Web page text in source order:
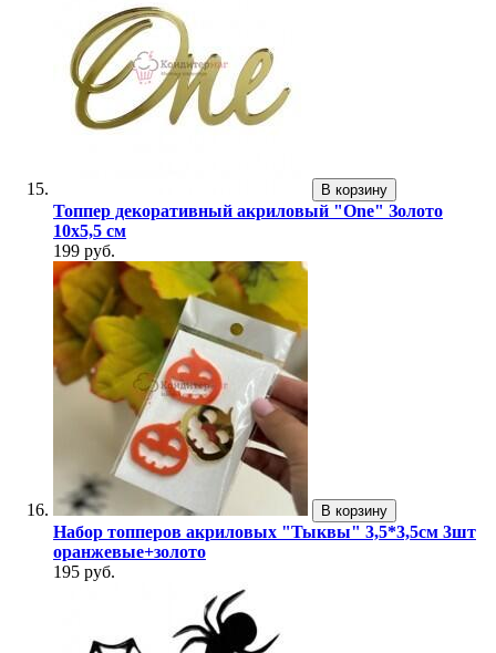
В корзину
Топпер декоративный акриловый "One" Золото
10х5,5 см
199 руб.
В корзину
Набор топперов акриловых "Тыквы" 3,5*3,5см 3шт
оранжевые+золото
195 руб.